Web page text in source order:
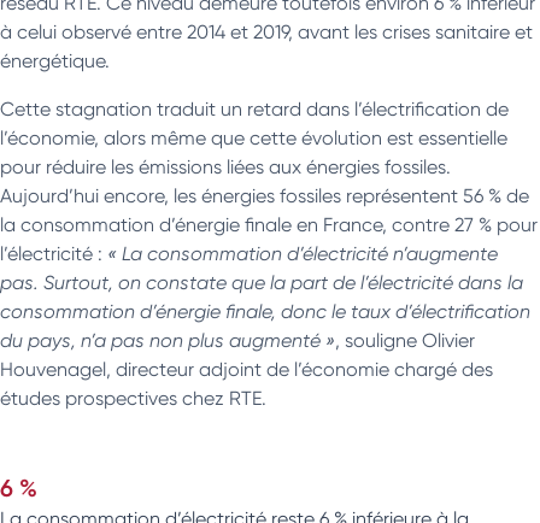
à celui observé entre 2014 et 2019, avant les crises sanitaire et
énergétique.
Cette stagnation traduit un retard dans l’électrification de
l’économie, alors même que cette évolution est essentielle
pour réduire les émissions liées aux énergies fossiles.
Aujourd’hui encore, les énergies fossiles représentent 56 % de
la consommation d’énergie finale en France, contre 27 % pour
l’électricité : « La consommation d’électricité n’augmente
pas. Surtout, on constate que la part de l’électricité dans la
consommation d’énergie finale, donc le taux d’électrification
du pays, n’a pas non plus augmenté », souligne Olivier
Houvenagel, directeur adjoint de l’économie chargé des
études prospectives chez RTE.
6 %